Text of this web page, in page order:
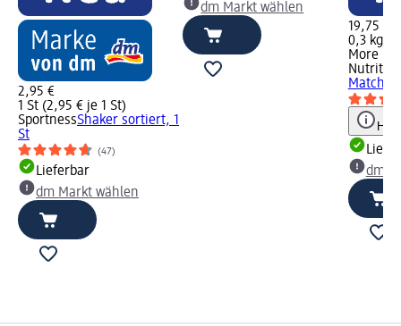
2,95 €
1 St (2,95 € je 1 St)
SportnessShaker sortiert, 1
St
(47)
Lieferbar
dm Markt wählen
dm Markt wählen
19,75 €
0,3 kg
More
Nutrition
Matcha
dm